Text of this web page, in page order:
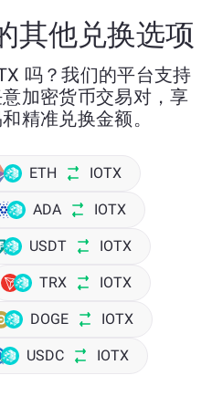
其他兑换选项
吗？我们的平台支持
加密货币交易对，享
精准兑换金额。
ETH IOTX
ADA IOTX
USDT IOTX
TRX IOTX
DOGE IOTX
USDC IOTX